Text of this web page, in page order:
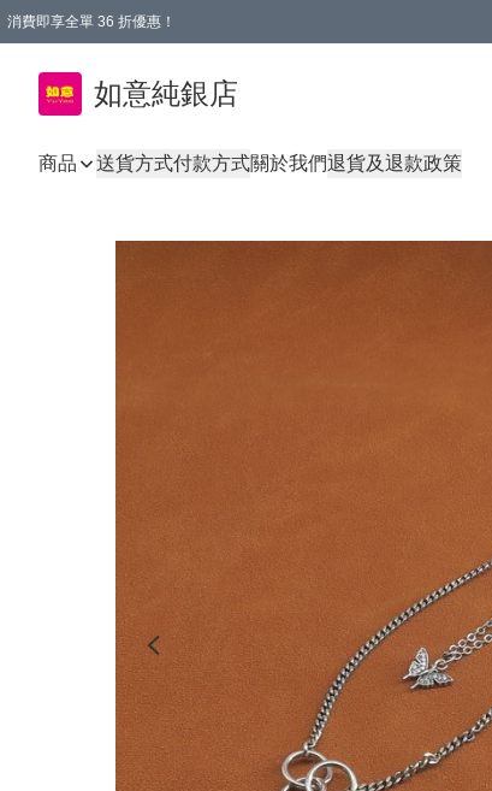
消費即享全單 36 折優惠！
如意純銀店
商品 送貨方式付款方式關於我們退貨及退款政策